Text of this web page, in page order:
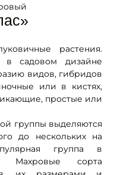
растения.
садовом дизайне
видов, гибридов
или в кистях,
простые или
группы выделяются
до нескольких на
группа в
Махровые сорта